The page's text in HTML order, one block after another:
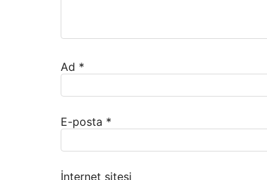
Ad *
E-posta *
İnternet sitesi